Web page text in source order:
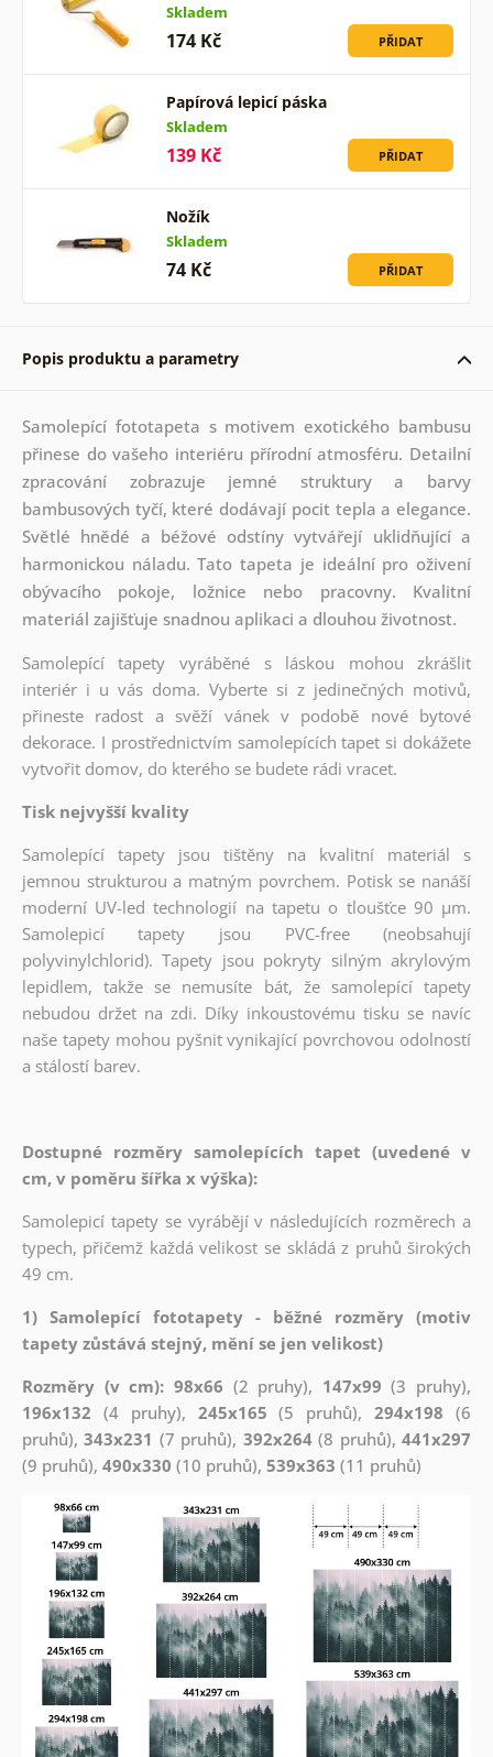
Skladem
174 Kč PŘIDAT
Papírová lepicí páska
Skladem
139 Kč PŘIDAT
Nožík
Skladem
74 Kč PŘIDAT
Popis produktu a parametry
Samolepící fototapeta s motivem exotického bambusu
přinese do vašeho interiéru přírodní atmosféru. Detailní
zpracování zobrazuje jemné struktury a barvy
bambusových tyčí, které dodávají pocit tepla a elegance.
Světlé hnědé a béžové odstíny vytvářejí uklidňující a
harmonickou náladu. Tato tapeta je ideální pro oživení
obývacího pokoje, ložnice nebo pracovny. Kvalitní
materiál zajišťuje snadnou aplikaci a dlouhou životnost.
Samolepící tapety vyráběné s láskou mohou zkrášlit
interiér i u vás doma. Vyberte si z jedinečných motivů,
přineste radost a svěží vánek v podobě nové bytové
dekorace. I prostřednictvím samolepících tapet si dokážete
vytvořit domov, do kterého se budete rádi vracet.
Tisk nejvyšší kvality
Samolepící tapety jsou tištěny na kvalitní materiál s
jemnou strukturou a matným povrchem. Potisk se nanáší
moderní UV-led technologií na tapetu o tloušťce 90 µm.
Samolepicí tapety jsou PVC-free (neobsahují
polyvinylchlorid). Tapety jsou pokryty silným akrylovým
lepidlem, takže se nemusíte bát, že samolepící tapety
nebudou držet na zdi. Díky inkoustovému tisku se navíc
naše tapety mohou pyšnit vynikající povrchovou odolností
a stálostí barev.
Dostupné rozměry samolepících tapet (uvedené v
cm, v poměru šířka x výška):
Samolepicí tapety se vyrábějí v následujících rozměrech a
typech, přičemž každá velikost se skládá z pruhů širokých
49 cm.
1) Samolepící fototapety - běžné rozměry (motiv
tapety zůstává stejný, mění se jen velikost)
Rozměry (v cm): 98x66 (2 pruhy), 147x99 (3 pruhy),
196x132 (4 pruhy), 245x165 (5 pruhů),294x198 (6
pruhů),343x231 (7 pruhů), 392x264(8 pruhů),441x297
(9 pruhů), 490x330 (10 pruhů), 539x363 (11 pruhů)